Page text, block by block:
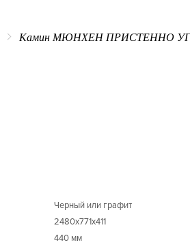
Камин МЮНХЕН ПРИСТЕННО
Черный или графит
2480x771х411
440 мм